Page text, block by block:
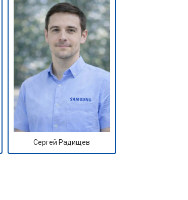
Сергей Радищев